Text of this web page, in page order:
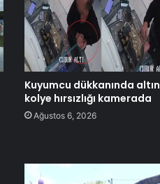
Kuyumcu dükkanında altın
kolye hırsızlığı kamerada
Ağustos 6, 2026